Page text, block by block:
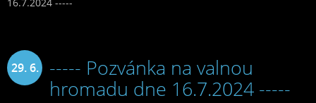
29. 6.
----- Pozvánka na valnou
hromadu dne 16.7.2024 -----